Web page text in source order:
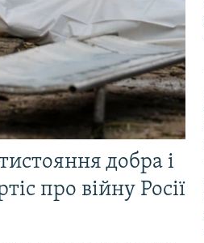
добра і
про війну Росії